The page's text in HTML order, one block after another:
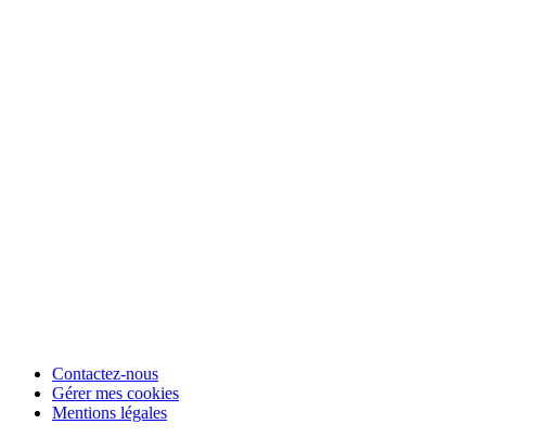
Contactez-nous
Gérer mes cookies
Mentions légales